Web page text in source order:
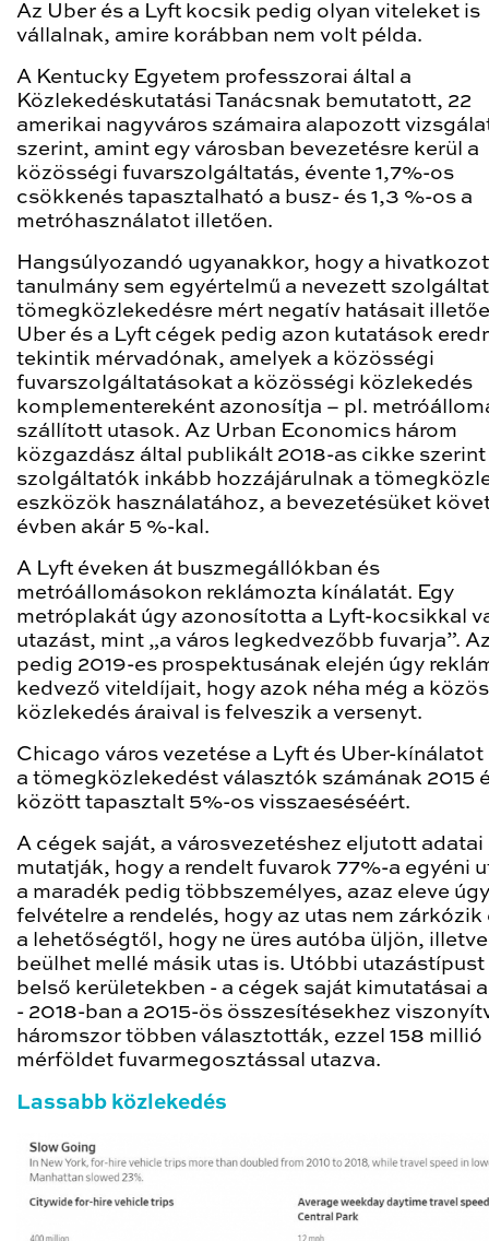
Az Uber és a Lyft kocsik pedig olyan viteleket is
vállalnak, amire korábban nem volt példa.
A Kentucky Egyetem professzorai által a
Közlekedéskutatási Tanácsnak bemutatott, 22
amerikai nagyváros számaira alapozott
szerint, amint egy városban bevezetésre kerül a
közösségi fuvarszolgáltatás, évente 1,7%-os
csökkenés tapasztalható a busz- és 1,3 %-os a
metróhasználatot illetően.
Hangsúlyozandó ugyanakkor, hogy a
tanulmány sem egyértelmű a nevezett
tömegközlekedésre mért negatív hatásait
Uber és a Lyft cégek pedig azon kutatások
tekintik mérvadónak, amelyek a közösségi
fuvarszolgáltatásokat a közösségi közlekedés
komplementereként azonosítja – pl.
szállított utasok. Az Urban Economics három
közgazdász által publikált 2018-as cikke szerint
szolgáltatók inkább hozzájárulnak a
eszközök használatához, a bevezetésüket
évben akár 5 %-kal.
A Lyft éveken át buszmegállókban és
metróállomásokon reklámozta kínálatát. Egy
metróplakát úgy azonosította a Lyft-kocsikkal
utazást, mint „a város legkedvezőbb fuvarja”.
pedig 2019-es prospektusának elején úgy
kedvező viteldíjait, hogy azok néha még a
közlekedés áraival is felveszik a versenyt.
Chicago város vezetése a Lyft és Uber-
a tömegközlekedést választók számának 2015
között tapasztalt 5%-os visszaeséséért.
A cégek saját, a városvezetéshez eljutott adatai
mutatják, hogy a rendelt fuvarok 77%-a egyéni
a maradék pedig többszemélyes, azaz eleve
felvételre a rendelés, hogy az utas nem zárkózik
a lehetőségtől, hogy ne üres autóba üljön, illetve
beülhet mellé másik utas is. Utóbbi utazástípust
belső kerületekben - a cégek saját kimutatásai
- 2018-ban a 2015-ös összesítésekhez
háromszor többen választották, ezzel 158 millió
mérföldet fuvarmegosztással utazva.
Lassabb közlekedés